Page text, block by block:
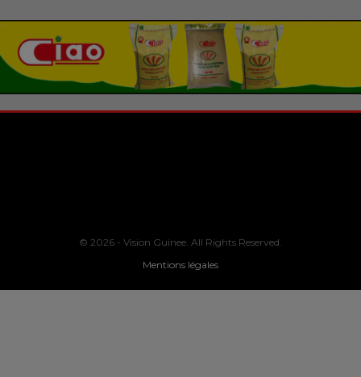
© 2026 - Vision Guinee. All Rights Reserved.
Mentions légales